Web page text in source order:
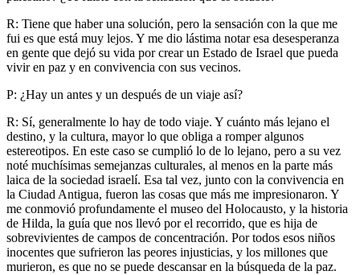
R: Tiene que haber una solución, pero la sensación con la que me
fui es que está muy lejos. Y me dio lástima notar esa desesperanza
en gente que dejó su vida por crear un Estado de Israel que pueda
vivir en paz y en convivencia con sus vecinos.
P: ¿Hay un antes y un después de un viaje así?
R: Sí, generalmente lo hay de todo viaje. Y cuánto más lejano el
destino, y la cultura, mayor lo que obliga a romper algunos
estereotipos. En este caso se cumplió lo de lo lejano, pero a su vez
noté muchísimas semejanzas culturales, al menos en la parte más
laica de la sociedad israelí. Esa tal vez, junto con la convivencia en
la Ciudad Antigua, fueron las cosas que más me impresionaron. Y
me conmovió profundamente el museo del Holocausto, y la historia
de Hilda, la guía que nos llevó por el recorrido, que es hija de
sobrevivientes de campos de concentración. Por todos esos niños
inocentes que sufrieron las peores injusticias, y los millones que
murieron, es que no se puede descansar en la búsqueda de la paz.